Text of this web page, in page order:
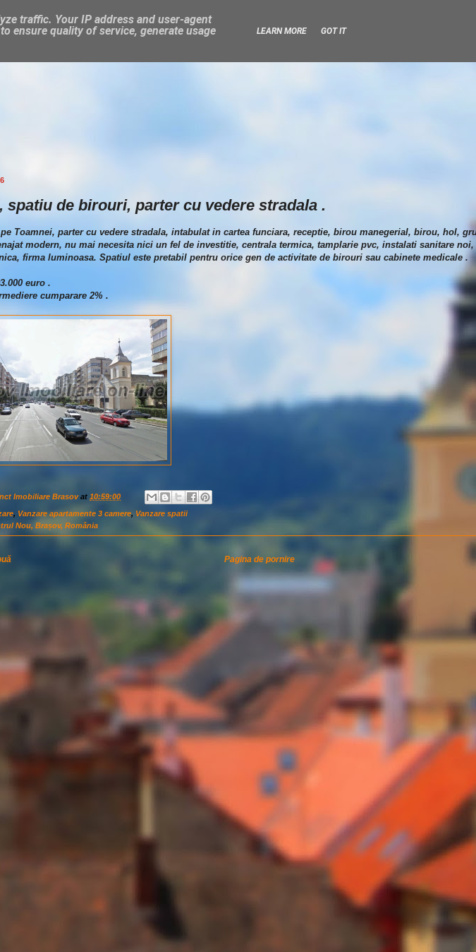
spatiu de birouri, parter cu vedere stradala .
Toamnei, parter cu vedere stradala, intabulat in cartea funciara, receptie, birou manegerial, birou, hol,
modern, nu mai necesita nici un fel de investitie, centrala termica, tamplarie pvc, instalati sanitare
firma luminoasa. Spatiul este pretabil pentru orice gen de activitate de birouri sau cabinete medicale .
euro .
cumparare 2% .
Imobiliare Brasov at 10:59:00
, Vanzare apartamente 3 camere, Vanzare spatii
Nou, Brașov, România
Pagina de pornire
traffic. Your IP address and user-agent
ensure quality of service, generate usage
LEARN MORE GOT IT